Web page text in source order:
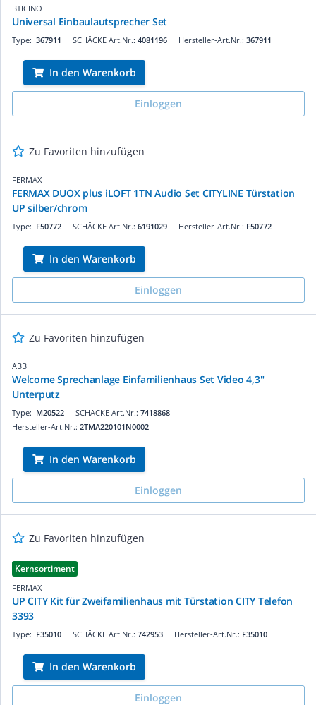
BTICINO
Universal Einbaulautsprecher Set
SCHÄCKE Art.Nr.: 4081196
Type: 367911 Hersteller-Art.Nr.: 367911
In den Warenkorb
Einloggen
Zu Favoriten hinzufügen
FERMAX
FERMAX DUOX plus iLOFT 1TN Audio Set CITYLINE Türstation
UP silber/chrom
SCHÄCKE Art.Nr.: 6191029
Type: F50772 Hersteller-Art.Nr.: F50772
In den Warenkorb
Einloggen
Zu Favoriten hinzufügen
ABB
Welcome Sprechanlage Einfamilienhaus Set Video 4,3"
Unterputz
SCHÄCKE Art.Nr.: 7418868
Type: M20522
Hersteller-Art.Nr.: 2TMA220101N0002
In den Warenkorb
Einloggen
Zu Favoriten hinzufügen
Kernsortiment
FERMAX
UP CITY Kit für Zweifamilienhaus mit Türstation CITY Telefon
3393
SCHÄCKE Art.Nr.: 742953
Type: F35010 Hersteller-Art.Nr.: F35010
In den Warenkorb
Einloggen